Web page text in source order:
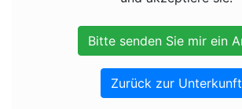
Zurück zur Unterkunft